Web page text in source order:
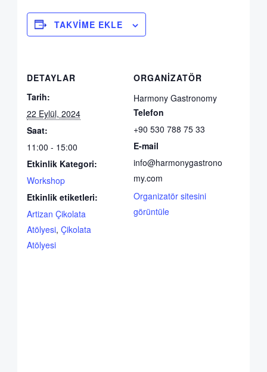
TAKVIME EKLE
DETAYLAR
Tarih:
22 Eylül, 2024
Saat:
11:00 - 15:00
Etkinlik Kategori:
Workshop
Etkinlik etiketleri:
Artizan Çikolata
Atölyesi, Çikolata
Atölyesi
ORGANIZATÖR
Harmony Gastronomy
Telefon
+90 530 788 75 33
E-mail
info@harmonygastrono
my.com
Organizatör sitesini
görüntüle